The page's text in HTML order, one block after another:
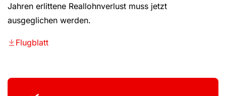
Jahren erlittene Reallohnverlust muss jetzt
ausgeglichen werden.
Flugblatt